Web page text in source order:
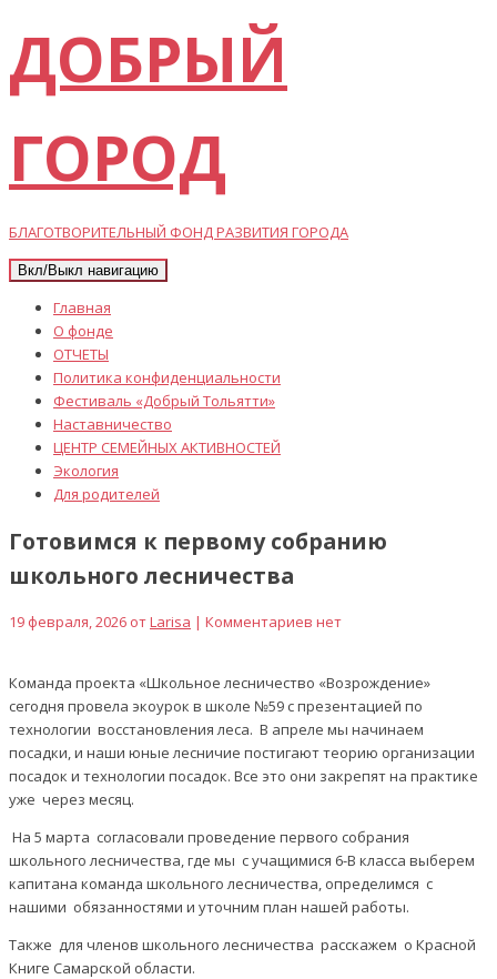
ДОБРЫЙ
ГОРОД
БЛАГОТВОРИТЕЛЬНЫЙ ФОНД РАЗВИТИЯ ГОРОДА
Вкл/Выкл навигацию
Главная
О фонде
ОТЧЕТЫ
Политика конфиденциальности
Фестиваль «Добрый Тольятти»
Наставничество
ЦЕНТР СЕМЕЙНЫХ АКТИВНОСТЕЙ
Экология
Для родителей
Готовимся к первому собранию
школьного лесничества
19 февраля, 2026 отLarisa | Комментариев нет
Команда проекта «Школьное лесничество «Возрождение»
сегодня провела экоурок в школе №59 с презентацией по
технологии восстановления леса. В апреле мы начинаем
посадки, и наши юные лесничие постигают теорию организации
посадок и технологии посадок. Все это они закрепят на практике
уже через месяц.
На 5 марта согласовали проведение первого собрания
школьного лесничества, где мы с учащимися 6-В класса выберем
капитана команда школьного лесничества, определимся с
нашими обязанностями и уточним план нашей работы.
Также для членов школьного лесничества расскажем о Красной
Книге Самарской области.